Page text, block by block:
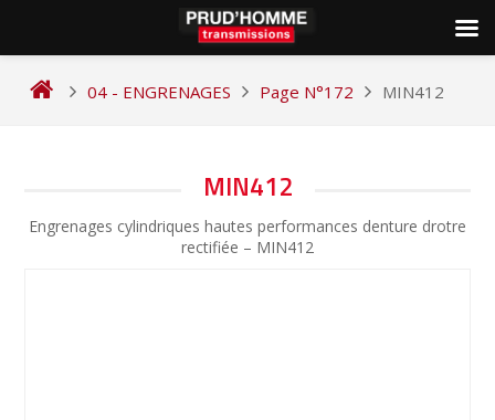
04 - ENGRENAGES Page N°172 MIN412
MIN412
Engrenages cylindriques hautes performances denture drotre
rectifiée – MIN412
DE